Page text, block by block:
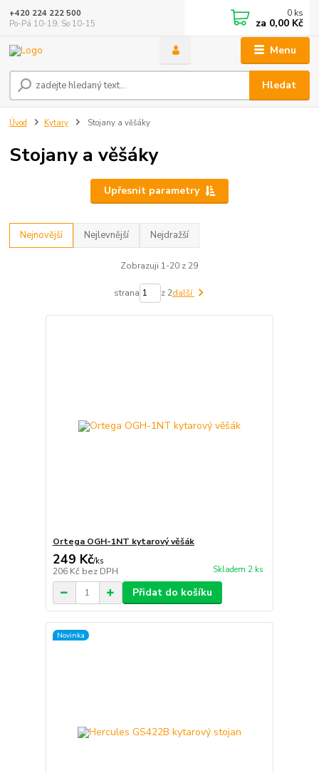
Menu
Hledat
+420 224 222 500
Po-Pá 10-19, So 10-15
0 ks
za 0,00 Kč
Úvod Kytary Stojany a věšáky
Stojany a věšáky
Upřesnit parametry
Nejnovější Nejlevnější Nejdražší
Zobrazuji 1-20 z 29
strana z 2další
Ortega OGH-1NT kytarový věšák
249 Kč/ks
206 Kč bez DPH Skladem 2 ks
Přidat do košíku
Novinka